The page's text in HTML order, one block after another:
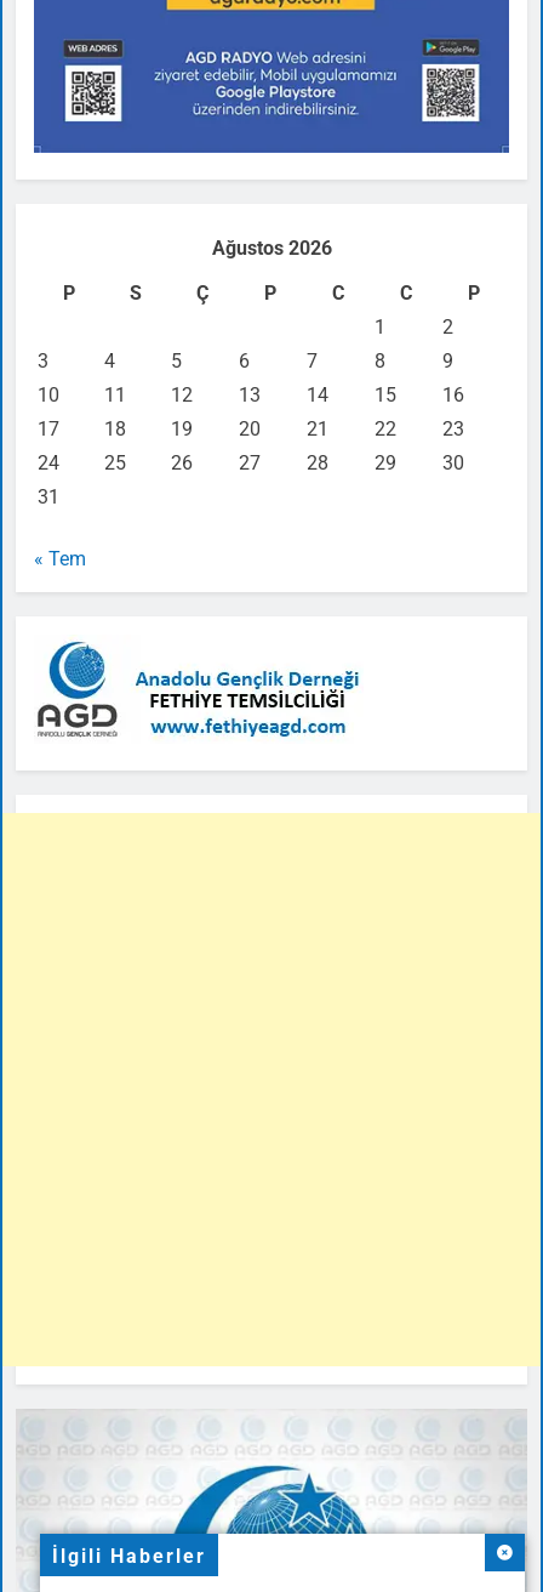
İlgili Haberler
Ağustos 2026
P
S Ç P C C
P
1
2
3
4 5 6 7 8
9
10
11 12 13 14 15
16
17
18 19 20 21 22
23
24
25 26 27 28 29
30
31
« Tem